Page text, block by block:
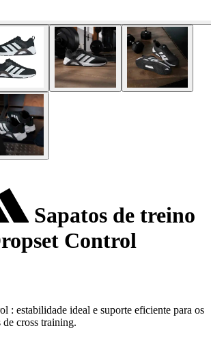
Sapatos de treino
Control
: estabilidade ideal e suporte eficiente para os
de cross training.